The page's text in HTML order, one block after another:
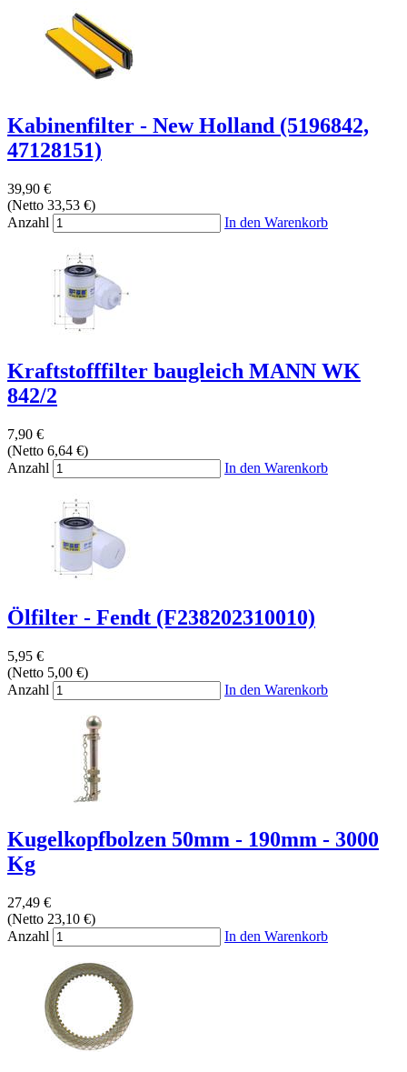
Kabinenfilter - New Holland (5196842,
47128151)
39,90 €
(Netto 33,53 €)
Anzahl
In den Warenkorb
Kraftstofffilter baugleich MANN WK
842/2
7,90 €
(Netto 6,64 €)
Anzahl
In den Warenkorb
Ölfilter - Fendt (F238202310010)
5,95 €
(Netto 5,00 €)
Anzahl
In den Warenkorb
Kugelkopfbolzen 50mm - 190mm - 3000
Kg
27,49 €
(Netto 23,10 €)
Anzahl
In den Warenkorb